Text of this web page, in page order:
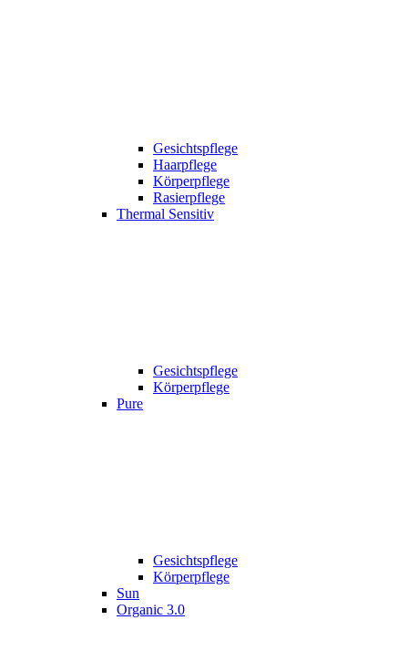
Gesichtspflege
Haarpflege
Körperpflege
Rasierpflege
Thermal Sensitiv
Gesichtspflege
Körperpflege
Pure
Gesichtspflege
Körperpflege
Sun
Organic 3.0